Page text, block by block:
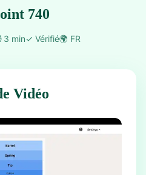
740
3 min✓ Vérifié🌍 FR
Vidéo